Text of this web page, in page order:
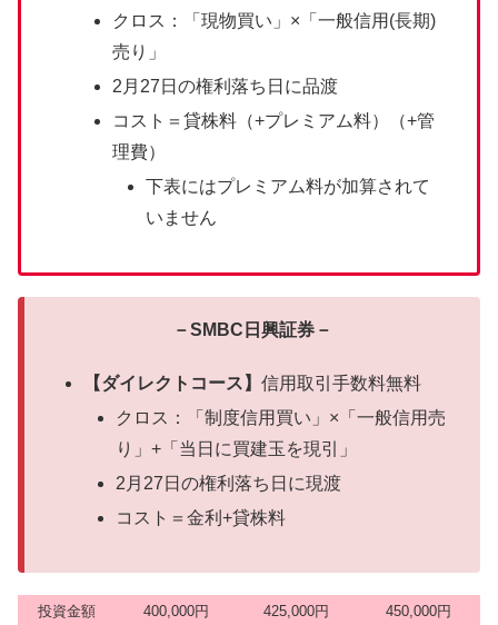
クロス：「現物買い」×「一般信用(長期)
売り」
2月27日の権利落ち日に品渡
コスト＝貸株料（+プレミアム料）（+管
理費）
下表にはプレミアム料が加算されて
いません
－SMBC日興証券－
【ダイレクトコース】信用取引手数料無料
クロス：「制度信用買い」×「一般信用売
り」+「当日に買建玉を現引」
2月27日の権利落ち日に現渡
コスト＝金利+貸株料
投資金額 400,000円 425,000円
450,000円